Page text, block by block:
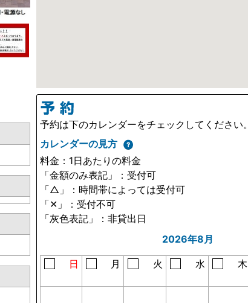
予約は下のカレンダーをチェックしてください。
カレンダーの見方
料金：1日あたりの料金
「金額のみ表記」：受付可
「△」：時間帯によっては受付可
「✕」：受付不可
「灰色表記」：非貸出日
2026年8月
日 月 火 水 木